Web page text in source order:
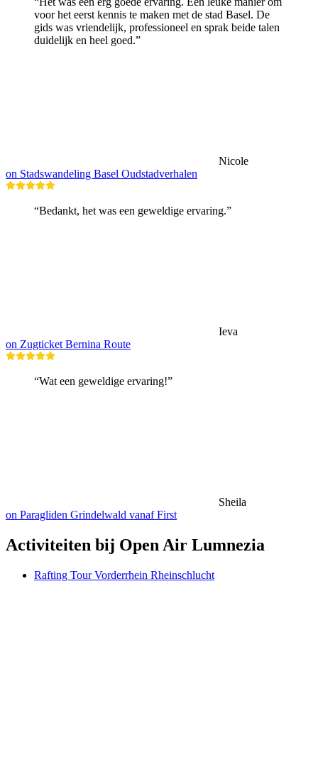
voor het eerst kennis te maken met de stad Basel. De
gids was vriendelijk, professioneel en sprak beide talen
duidelijk en heel goed.”
Nicole
on Stadswandeling Basel Oudstadverhalen
“Bedankt, het was een geweldige ervaring.”
Ieva
on Zugticket Bernina Route
“Wat een geweldige ervaring!”
Sheila
on Paragliden Grindelwald vanaf First
Activiteiten bij Open Air Lumnezia
Rafting Tour Vorderrhein Rheinschlucht